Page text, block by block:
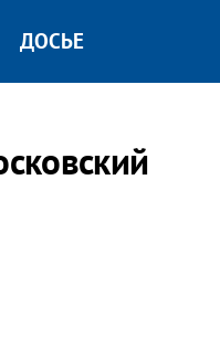
ДОСЬЕ